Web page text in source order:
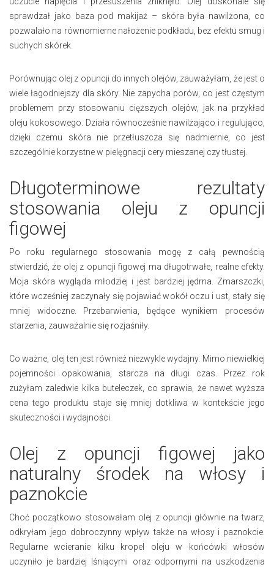
sprawdzał jako baza pod makijaż – skóra była nawilżona, co
pozwalało na równomierne nałożenie podkładu, bez efektu smug i
suchych skórek.
Porównując olej z opuncji do innych olejów, zauważyłam, że jest o
wiele łagodniejszy dla skóry. Nie zapycha porów, co jest częstym
problemem przy stosowaniu cięższych olejów, jak na przykład
oleju kokosowego. Działa równocześnie nawilżająco i regulująco,
dzięki czemu skóra nie przetłuszcza się nadmiernie, co jest
szczególnie korzystne w pielęgnacji cery mieszanej czy tłustej.
Długoterminowe rezultaty
stosowania oleju z opuncji
figowej
Po roku regularnego stosowania mogę z całą pewnością
stwierdzić, że olej z opuncji figowej ma długotrwałe, realne efekty.
Moja skóra wygląda młodziej i jest bardziej jędrna. Zmarszczki,
które wcześniej zaczynały się pojawiać wokół oczu i ust, stały się
mniej widoczne. Przebarwienia, będące wynikiem procesów
starzenia, zauważalnie się rozjaśniły.
Co ważne, olej ten jest również niezwykle wydajny. Mimo niewielkiej
pojemności opakowania, starcza na długi czas. Przez rok
zużyłam zaledwie kilka buteleczek, co sprawia, że nawet wyższa
cena tego produktu staje się mniej dotkliwa w kontekście jego
skuteczności i wydajności.
Olej z opuncji figowej jako
naturalny środek na włosy i
paznokcie
Choć początkowo stosowałam olej z opuncji głównie na twarz,
odkryłam jego dobroczynny wpływ także na włosy i paznokcie.
Regularne wcieranie kilku kropel oleju w końcówki włosów
uczyniło je bardziej lśniącymi oraz odpornymi na uszkodzenia